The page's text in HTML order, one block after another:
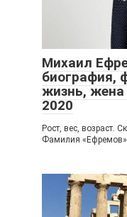
Михаил
биография,
жизнь, жена
2020
Рост, вес, возраст.
Фамилия «Ефремов»